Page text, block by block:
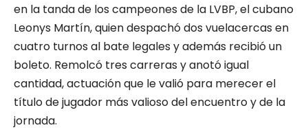
en la tanda de los campeones de la LVBP, el cubano
Leonys Martín, quien despachó dos vuelacercas en
cuatro turnos al bate legales y además recibió un
boleto. Remolcó tres carreras y anotó igual
cantidad, actuación que le valió para merecer el
título de jugador más valioso del encuentro y de la
jornada.